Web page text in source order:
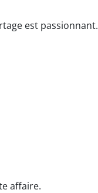
est passionnant.
affaire.